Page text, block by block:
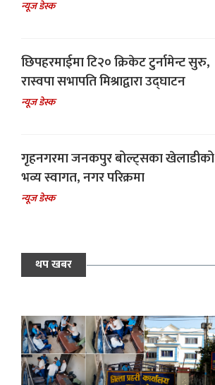
न्यूज डेस्क
छिपहरमाईमा टि२० क्रिकेट टुर्नामेन्ट सुरु,
रास्वपा सभापति मिश्राद्वारा उद्घाटन
न्यूज डेस्क
गृहनगरमा जनकपुर बोल्ट्सका खेलाडीको
भव्य स्वागत, नगर परिक्रमा
न्यूज डेस्क
थप खबर